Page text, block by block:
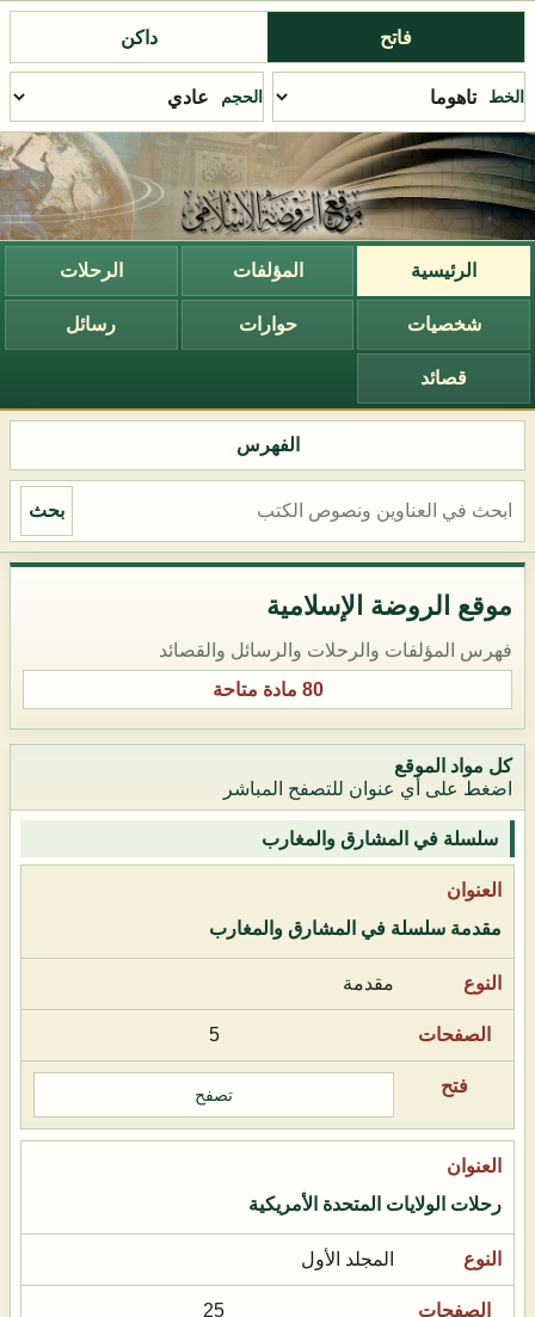
فاتح داكن
الخط الحجم
الرئيسية المؤلفات الرحلات
شخصيات حوارات رسائل
قصائد
الفهرس
بحث
موقع الروضة الإسلامية
فهرس المؤلفات والرحلات والرسائل والقصائد
80 مادة متاحة
كل مواد الموقع
اضغط على أي عنوان للتصفح المباشر
سلسلة في المشارق والمغارب
مقدمة سلسلة في المشارق والمغارب
مقدمة
5
تصفح
رحلات الولايات المتحدة الأمريكية
المجلد الأول
25